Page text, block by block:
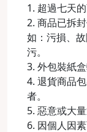
1. 超過七天的
2. 商品已拆
如：污損、
污。
3. 外包裝紙
4. 退貨商品
者。
5. 惡意或大量
6. 因個人因